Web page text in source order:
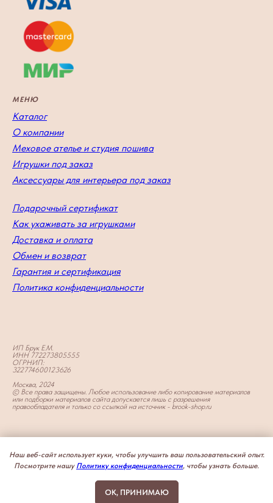
Наш веб-сайт использует куки, чтобы улучшить ваш пользовательский опыт.
Посмотрите нашу Политику конфиденциальности, чтобы узнать больше.
OK, ПРИНИМАЮ
МЕНЮ
Каталог
О компании
Меховое ателье и студия пошива
Игрушки под заказ
Аксессуары для интерьера под заказ
Подарочный сертификат
Как ухаживать за игрушками
Доставка и оплата
Обмен и возврат
Гарантия и сертификация
Политика конфиденциальности
ИП Брук Е.М.
ИНН 772273805555
ОГРНИП:
322774600123626
Москва, 2024
© Все права защищены. Любое использование либо копирование материалов
или подборки материалов сайта допускается лишь с разрешения
правообладателя и только со ссылкой на источник - brook-shop.ru
Made on Tilda